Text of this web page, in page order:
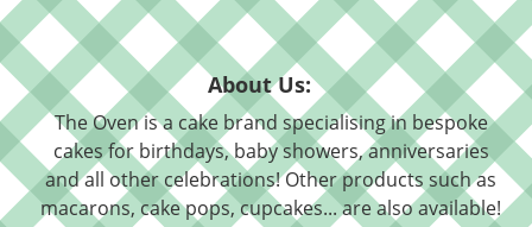
About Us:
The Oven is a cake brand specialising in bespoke
cakes for birthdays, baby showers, anniversaries
and all other celebrations! Other products such as
macarons, cake pops, cupcakes... are also available!